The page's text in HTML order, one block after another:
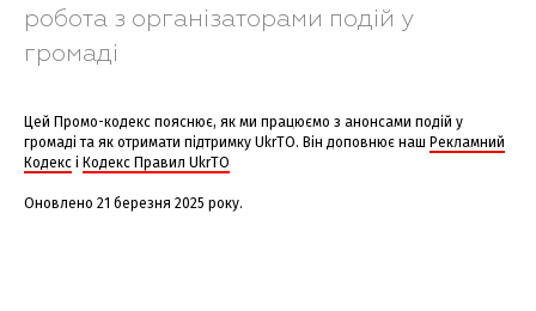
робота з організаторами подій у
громаді
Цей Промо-кодекс пояснює, як ми працюємо з анонсами подій у
громаді та як отримати підтримку UkrTO. Він доповнює наш Рекламний
Кодекс і Кодекс Правил UkrTO
Оновлено 21 березня 2025 року.